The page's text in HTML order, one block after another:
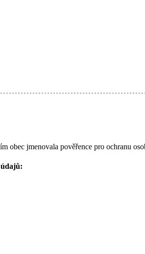
obec jmenovala pověřence pro ochranu